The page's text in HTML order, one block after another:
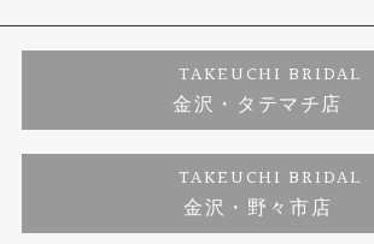
婚約ネックレス
ダイヤモンド
ジュエリーリフォーム
プロポーズサポート
ブランドリスト
福井指輪工房｜手作りペアリング
お客様の声
プライバシーポリシー
TAKEUCHI BRIDAL
金沢・タテマチ店
TAKEUCHI BRIDAL
金沢・野々市店